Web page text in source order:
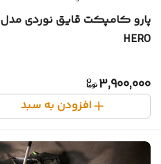
پارو کامپکت قایق نوردی مدل
HERO
3,900,000
افزودن به سبد